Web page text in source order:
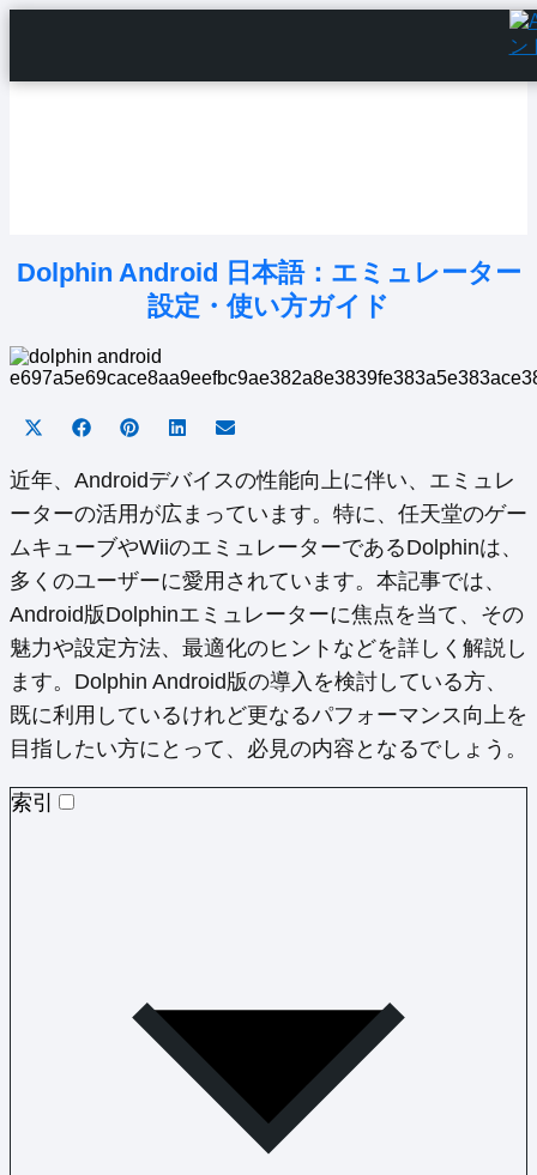
Dolphin Android 日本語：エミュレーター
設定・使い方ガイド
Share
X
(Twitter)
Share
Facebook
Share
Pinterest
Share
LinkedInEmail
近年、Androidデバイスの性能向上に伴い、エミュレ
ーターの活用が広まっています。特に、任天堂のゲー
ムキューブやWiiのエミュレーターであるDolphinは、
多くのユーザーに愛用されています。本記事では、
Android版Dolphinエミュレーターに焦点を当て、その
魅力や設定方法、最適化のヒントなどを詳しく解説し
ます。Dolphin Android版の導入を検討している方、
既に利用しているけれど更なるパフォーマンス向上を
目指したい方にとって、必見の内容となるでしょう。
索引